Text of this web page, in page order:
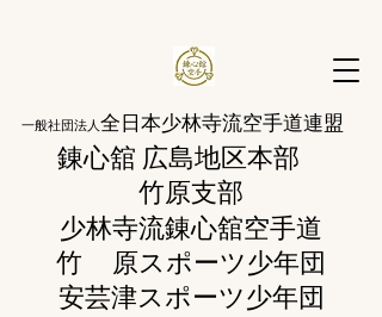
一般社団法人全日本少林寺流空手道連盟
錬心舘 広島地区本部
​竹原支部
少林寺流錬心舘空手道
竹 原スポーツ少年団
​安芸津スポーツ少年団